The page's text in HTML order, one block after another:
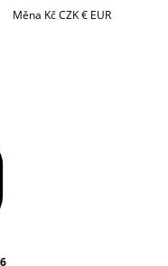
Měna KčCZK€ EUR